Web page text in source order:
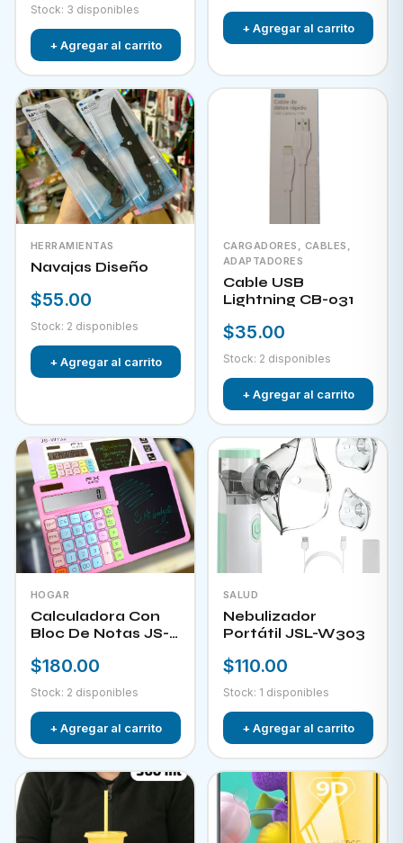
Stock: 3 disponibles
+ Agregar al carrito
+ Agregar al carrito
HERRAMIENTAS
Navajas Diseño
$55.00
Stock: 2 disponibles
+ Agregar al carrito
CARGADORES, CABLES,
ADAPTADORES
Cable USB
Lightning CB-031
$35.00
Stock: 2 disponibles
+ Agregar al carrito
HOGAR
Calculadora Con
Bloc De Notas JS-
$180.00
Stock: 2 disponibles
+ Agregar al carrito
SALUD
Nebulizador
Portátil JSL-W303
$110.00
Stock: 1 disponibles
+ Agregar al carrito